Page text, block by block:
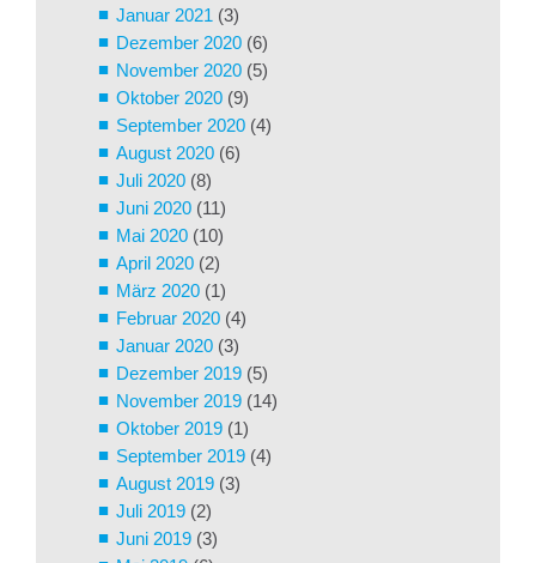
Januar 2021 (3)
Dezember 2020 (6)
November 2020 (5)
Oktober 2020 (9)
September 2020 (4)
August 2020 (6)
Juli 2020 (8)
Juni 2020 (11)
Mai 2020 (10)
April 2020 (2)
März 2020 (1)
Februar 2020 (4)
Januar 2020 (3)
Dezember 2019 (5)
November 2019 (14)
Oktober 2019 (1)
September 2019 (4)
August 2019 (3)
Juli 2019 (2)
Juni 2019 (3)